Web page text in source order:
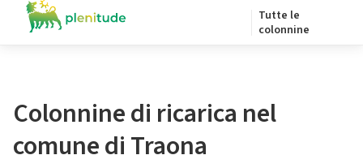
Tutte le
colonnine
Colonnine di ricarica nel
comune di Traona